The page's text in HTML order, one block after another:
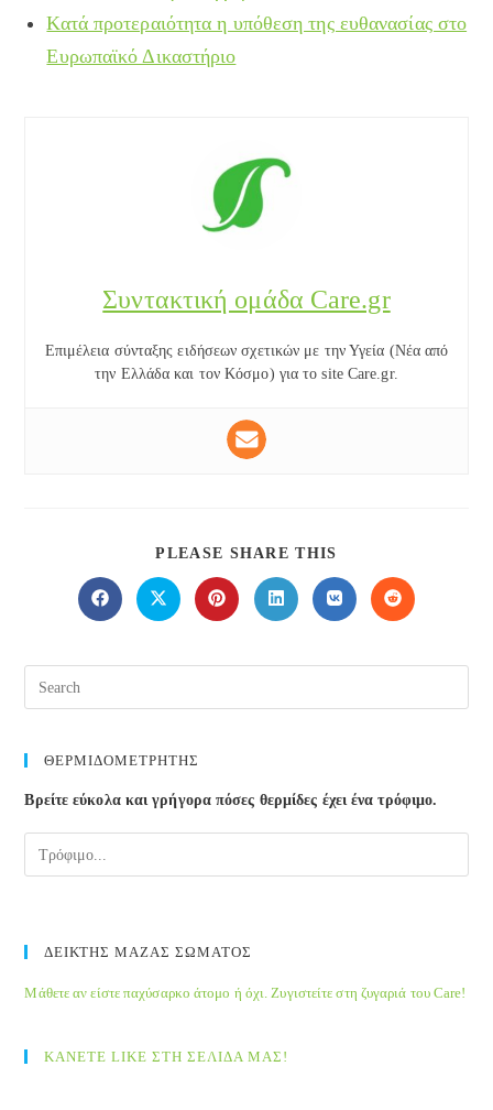
Κατά προτεραιότητα η υπόθεση της ευθανασίας στο
Ευρωπαϊκό Δικαστήριο
Συντακτική ομάδα Care.gr
Επιμέλεια σύνταξης ειδήσεων σχετικών με την Υγεία (Νέα από
την Ελλάδα και τον Κόσμο) για το site Care.gr.
PLEASE SHARE THIS
THIS
CONTENT
Opens
in
window
Opens
in
window
Opens
in
window
Opens
in
window
Opens
in
window
Opens
in
window
ΘΕΡΜΙΔΟΜΕΤΡΗΤΗΣ
Βρείτε εύκολα και γρήγορα πόσες θερμίδες έχει ένα τρόφιμο.
ΔΕΙΚΤΗΣ ΜΑΖΑΣ ΣΩΜΑΤΟΣ
Μάθετε αν είστε παχύσαρκο άτομο ή όχι. Ζυγιστείτε στη ζυγαριά του Care!
ΚΑΝΕΤΕ LIKE ΣΤΗ ΣΕΛΙΔΑ ΜΑΣ!